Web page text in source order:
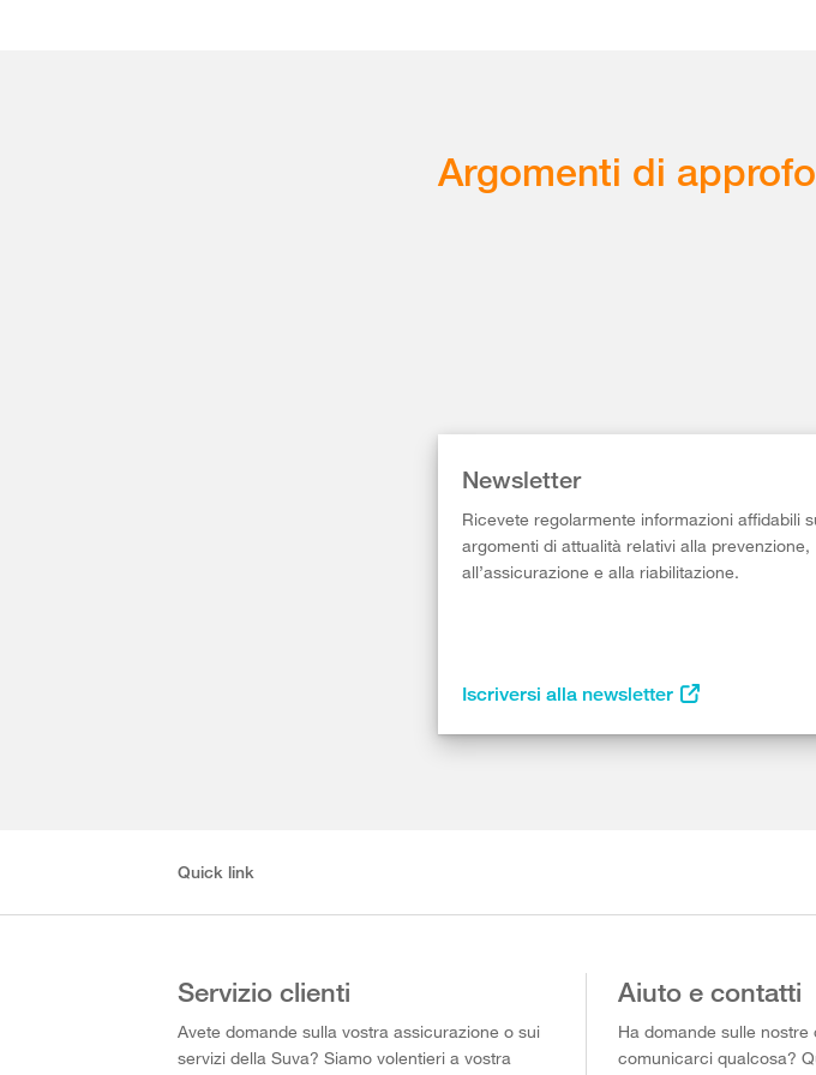
Argomenti di
Newsletter
Ricevete regolarmente informazioni affidabili
argomenti di attualità relativi alla prevenzione,
all’assicurazione e alla riabilitazione.
Iscriversi alla newsletter
Quick link
Servizio clienti
Avete domande sulla vostra assicurazione o sui
servizi della Suva? Siamo volentieri a vostra
Aiuto e contatti
Ha domande sulle
comunicarci qualcosa?